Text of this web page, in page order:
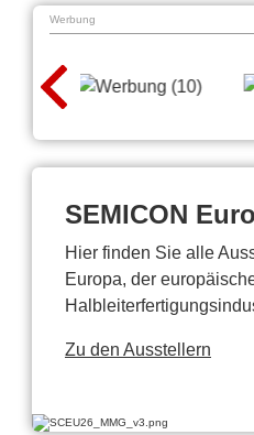
Werbung
SEMICON
Hier finden Sie alle
Europa, der
Zu den Ausstellern